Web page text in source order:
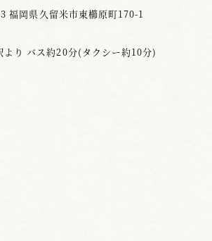
法でなく、心を込めた礼を心
付けの鞘引きが不十分です。
福岡県久留米市東櫛原町170-1
より バス約20分(タクシー約10分)